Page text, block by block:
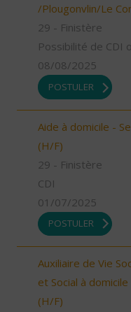
/Plougonvlin/Le
29 - Finistère
Possibilité de CDI
08/08/2025
POSTULER
Aide à domicile -
(H/F)
29 - Finistère
CDI
01/07/2025
POSTULER
Auxiliaire de Vie
et Social à
(H/F)